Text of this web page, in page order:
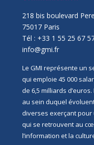
218 bis boulevard
75017 Paris
Tél : +33 1 55 25 67
info@gmi.fr
Le GMI représente un
qui emploie 45 000
de 6,5 milliards
au sein duquel
diverses exerçant
qui se retrouvent au
l’information et la